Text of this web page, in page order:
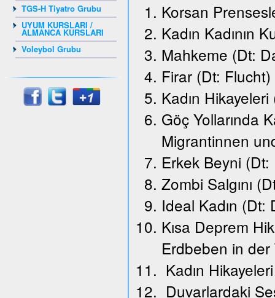
TGS-H Tiyatro Grubu
UYUM KURSLARI /
ALMANCA KURSLARI
Voleybol Grubu
Korsan
Kadın Kadının
Mahkeme (Dt:
Firar (Dt: Flucht)
Kadın
Göç Yollarında
Migrantinnen
Erkek Beyni
Zombi Salgını
Ideal Kadın
Kısa Deprem
Erdbeben in
Kadın
Duvarlardaki